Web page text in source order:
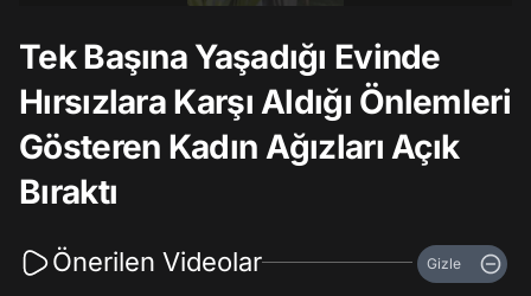
Tek Başına Yaşadığı Evinde
Hırsızlara Karşı Aldığı Önlemleri
Gösteren Kadın Ağızları Açık
Bıraktı
Önerilen Videolar Gizle